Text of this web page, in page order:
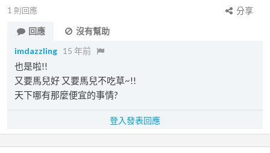
1 則回應
分享
回應
沒有幫助
imdazzling 15 年前
也是啦!!
又要馬兒好 又要馬兒不吃草~!!
天下哪有那麼便宜的事情?
登入發表回應